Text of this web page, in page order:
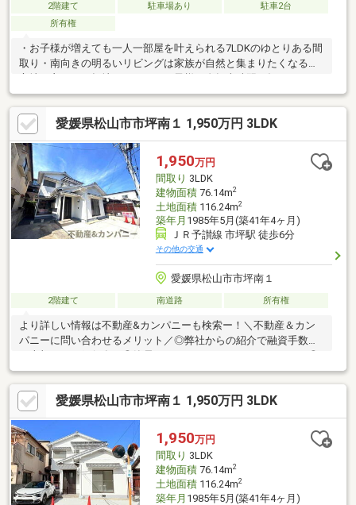
2階建て 駐車場あり
駐車2台
所有権
・お子様が増えても一人一部屋を叶えられる7LDKのゆとりある間
取り・南向きの明るいリビングは家族が自然と集まりたくなる居
心地の良さ・平坦地にあるためお子様の自転車練習や毎日のウォ
ーキングも快適に・建物面積143平米超の空間は家具の配置も思
いのままに楽しめる広さ
愛媛県松山市市坪南１ 1,950万円 3LDK
1,950万円
間取り 3LDK
建物面積76.14m2
土地面積116.24m2
築年月 1985年5月(築41年4ヶ月)
ＪＲ予讃線 市坪駅 徒歩6分
その他の交通
愛媛県松山市市坪南１
2階建て 南道路 所有権
より詳しい情報は不動産&カンパニーも検索ー！＼不動産＆カン
パニーに問い合わせるメリット／◎弊社からの紹介で融資手数料
追加工事の提案と価格に自信があります！◎金額的に最小限で済
む買い方教えます！◎他社掲載の物件も含んでご案内ツアー可
能！物件を比較できます！◎楽しい！ってよく言われます(^^)/弊
社のHPにも書ききれない情報公開しておりますので、詳しくはそ
ちらもご覧ください
愛媛県松山市市坪南１ 1,950万円 3LDK
1,950万円
間取り 3LDK
建物面積76.14m2
土地面積116.24m2
築年月 1985年5月(築41年4ヶ月)